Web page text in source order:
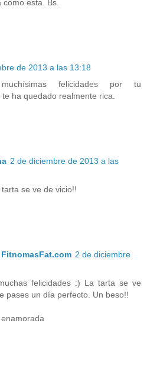
esta. Bs.
de 2013 a las 13:18
felicidades por tu
ha quedado realmente rica.
2 de diciembre de 2013 a las
se ve de vicio!!
2 de diciembre
felicidades :) La tarta se ve
pases un día perfecto. Un beso!!